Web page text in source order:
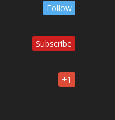
Follow
Subscribe
+1